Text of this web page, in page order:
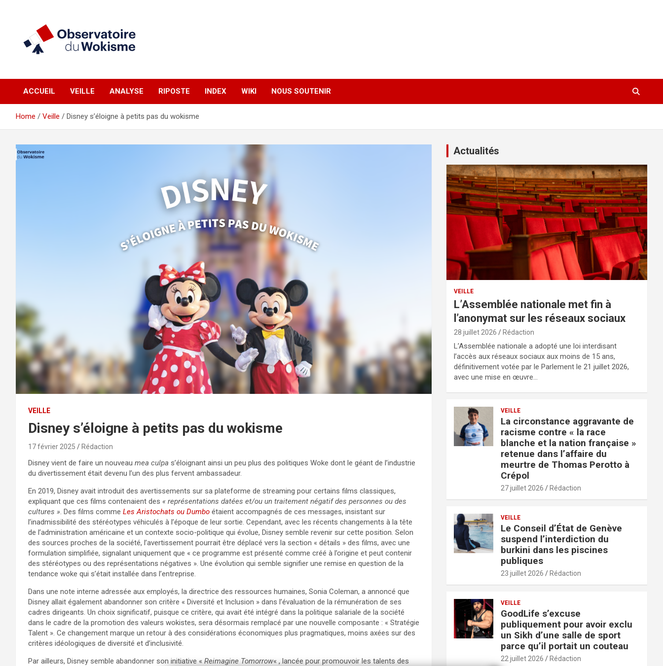
Observatoire du
Wokisme
ACCUEIL VEILLE ANALYSE RIPOSTE INDEX WIKI NOUS SOUTENIR
Home Veille Disney s’éloigne à petits pas du wokisme
VEILLE
Disney s’éloigne à petits pas du wokisme
17 février 2025 Rédaction
Disney vient de faire un nouveau mea culpa s’éloignant ainsi un peu plus des politiques Woke dont le géant de l’industrie
du divertissement était devenu l’un des plus fervent ambassadeur.
En 2019, Disney avait introduit des avertissements sur sa plateforme de streaming pour certains films classiques,
expliquant que ces films contenaient des « représentations datées et/ou un traitement négatif des personnes ou des
cultures ». Des films comme Les Aristochats ou Dumbo étaient accompagnés de ces messages, insistant sur
l’inadmissibilité des stéréotypes véhiculés à l’époque de leur sortie. Cependant, avec les récents changements à la tête
de l’administration américaine et un contexte socio-politique qui évolue, Disney semble revenir sur cette position. Selon
des sources proches de la société, l’avertissement pourrait être déplacé vers la section « détails » des films, avec une
formulation simplifiée, signalant uniquement que « ce programme est présenté comme créé à l’origine et peut contenir
des stéréotypes ou des représentations négatives ». Une évolution qui semble signifier une remise en question de la
tendance woke qui s’était installée dans l’entreprise.
Dans une note interne adressée aux employés, la directrice des ressources humaines, Sonia Coleman, a annoncé que
Disney allait également abandonner son critère « Diversité et Inclusion » dans l’évaluation de la rémunération de ses
cadres dirigeants. Un choix significatif, puisque ce critère, qui avait été intégré dans la politique salariale de la société
dans le cadre de la promotion des valeurs wokistes, sera désormais remplacé par une nouvelle composante : « Stratégie
Talent ». Ce changement marque un retour à des considérations économiques plus pragmatiques, moins axées sur des
critères idéologiques de diversité et d’inclusivité.
Par ailleurs, Disney semble abandonner son initiative « Reimagine Tomorrow« , lancée pour promouvoir les talents des
Actualités
VEILLE
L’Assemblée nationale met fin à
l’anonymat sur les réseaux sociaux
28 juillet 2026 Rédaction
L’Assemblée nationale a adopté une loi interdisant
l’accès aux réseaux sociaux aux moins de 15 ans,
définitivement votée par le Parlement le 21 juillet 2026,
avec une mise en œuvre…
VEILLE
La circonstance aggravante de
racisme contre « la race
blanche et la nation française »
retenue dans l’affaire du
meurtre de Thomas Perotto à
Crépol
27 juillet 2026 Rédaction
VEILLE
Le Conseil d’État de Genève
suspend l’interdiction du
burkini dans les piscines
publiques
23 juillet 2026 Rédaction
VEILLE
GoodLife s’excuse
publiquement pour avoir exclu
un Sikh d’une salle de sport
parce qu’il portait un couteau
22 juillet 2026 Rédaction